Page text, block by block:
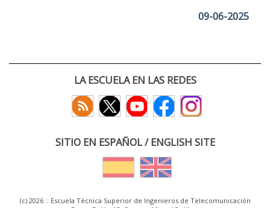
09-06-2025
LA ESCUELA EN LAS REDES
SITIO EN ESPAÑOL / ENGLISH SITE
(c) 2026 :: Escuela Técnica Superior de Ingenieros de Telecomunicación